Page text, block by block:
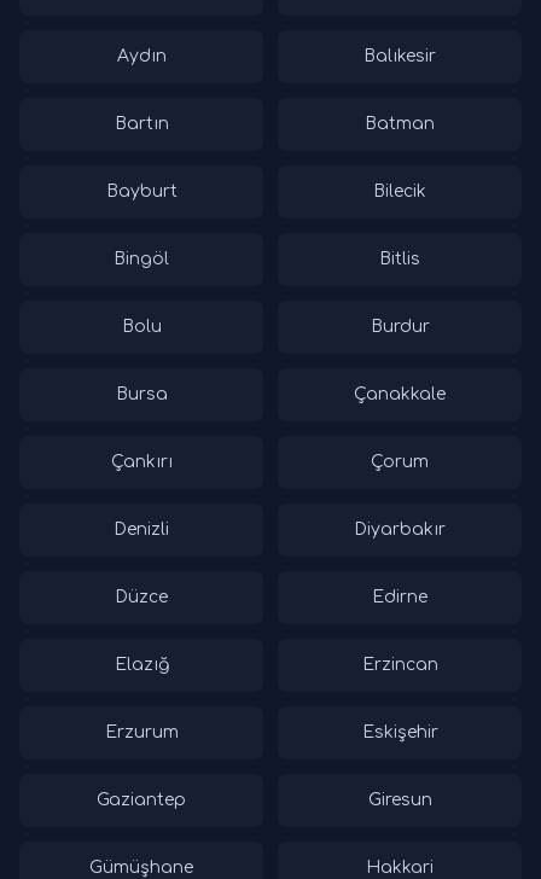
Aydın Balıkesir
Bartın Batman
Bayburt Bilecik
Bingöl Bitlis
Bolu Burdur
Bursa Çanakkale
Çankırı Çorum
Denizli Diyarbakır
Düzce Edirne
Elazığ Erzincan
Erzurum Eskişehir
Gaziantep Giresun
Gümüşhane Hakkari